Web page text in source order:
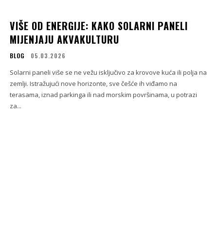
VIŠE OD ENERGIJE: KAKO SOLARNI PANELI
MIJENJAJU AKVAKULTURU
BLOG 05.03.2026
Solarni paneli više se ne vežu isključivo za krovove kuća ili polja na
zemlji. Istražujući nove horizonte, sve češće ih viđamo na
terasama, iznad parkinga ili nad morskim površinama, u potrazi
za...